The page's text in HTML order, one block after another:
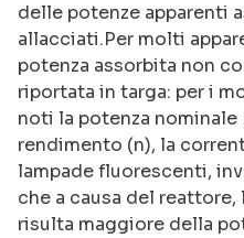
delle potenze apparenti
allacciati.Per molti
potenza assorbita non
riportata in targa: per i
noti la potenza
rendimento (n), la
lampade fluorescenti,
che a causa del reattore,
risulta maggiore della